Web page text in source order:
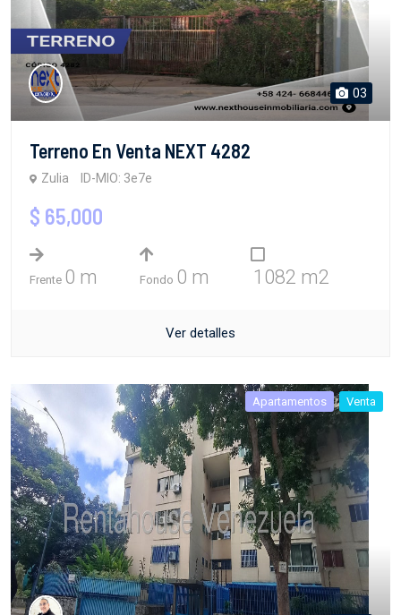
03
Terreno En Venta NEXT 4282
Zulia ID-MIO: 3e7e
$ 65,000
Frente 0 m Fondo 0 m 1082 m2
Ver detalles
Apartamentos Venta